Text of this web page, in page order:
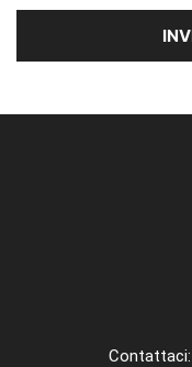
Contattaci: